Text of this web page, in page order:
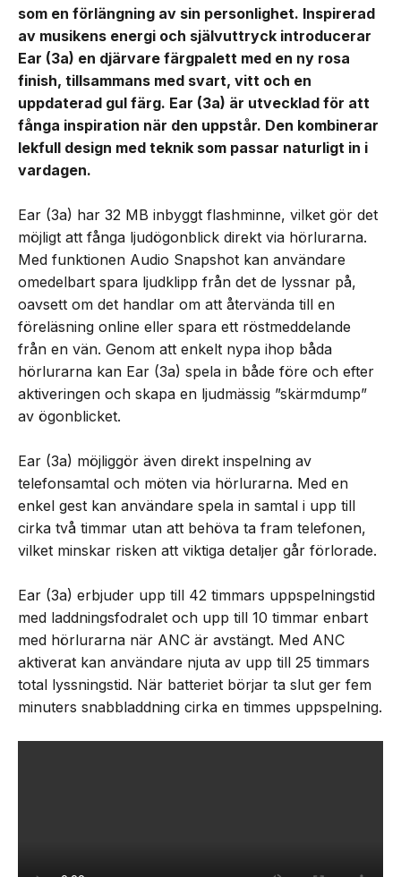
som en förlängning av sin personlighet. Inspirerad
av musikens energi och självuttryck introducerar
Ear (3a) en djärvare färgpalett med en ny rosa
finish, tillsammans med svart, vitt och en
uppdaterad gul färg. Ear (3a) är utvecklad för att
fånga inspiration när den uppstår. Den kombinerar
lekfull design med teknik som passar naturligt in i
vardagen.
Ear (3a) har 32 MB inbyggt flashminne, vilket gör det
möjligt att fånga ljudögonblick direkt via hörlurarna.
Med funktionen Audio Snapshot kan användare
omedelbart spara ljudklipp från det de lyssnar på,
oavsett om det handlar om att återvända till en
föreläsning online eller spara ett röstmeddelande
från en vän. Genom att enkelt nypa ihop båda
hörlurarna kan Ear (3a) spela in både före och efter
aktiveringen och skapa en ljudmässig ”skärmdump”
av ögonblicket.
Ear (3a) möjliggör även direkt inspelning av
telefonsamtal och möten via hörlurarna. Med en
enkel gest kan användare spela in samtal i upp till
cirka två timmar utan att behöva ta fram telefonen,
vilket minskar risken att viktiga detaljer går förlorade.
Ear (3a) erbjuder upp till 42 timmars uppspelningstid
med laddningsfodralet och upp till 10 timmar enbart
med hörlurarna när ANC är avstängt. Med ANC
aktiverat kan användare njuta av upp till 25 timmars
total lyssningstid. När batteriet börjar ta slut ger fem
minuters snabbladdning cirka en timmes uppspelning.